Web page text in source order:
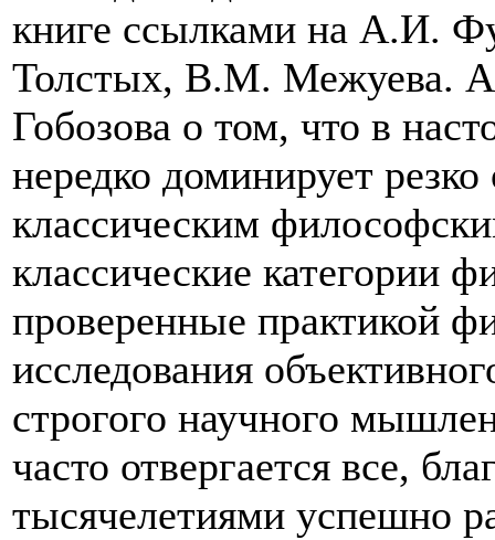
книге ссылками на А.И.
Толстых, В.М. Межуева.
Гобозова о том, что в
нередко доминирует
классическим
классические категории
проверенные практикой
исследования
строгого научного
часто отвергается все,
тысячелетиями успешно